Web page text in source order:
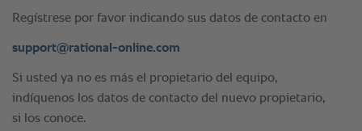
Regístrese por favor indicando sus datos de contacto en
support@rational-online.com
Si usted ya no es más el propietario del equipo,
indíquenos los datos de contacto del nuevo propietario,
si los conoce.